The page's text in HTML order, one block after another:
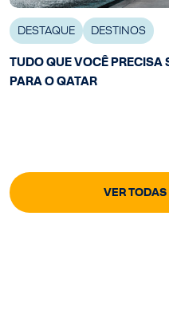
DESTAQUE DESTINOS
TUDO QUE VOCÊ
PARA O QATAR
VER